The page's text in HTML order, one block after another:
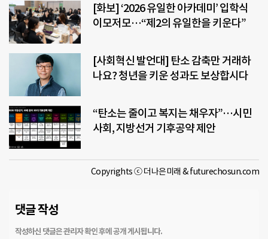
[화보] ‘2026 유일한 아카데미’ 입학식
이모저모…“제2의 유일한을 키운다”
[사회혁신 발언대] 탄소 감축만 거래하
나요? 청년을 키운 성과도 보상합시다
“탄소는 줄이고 복지는 채우자”…시민
사회, 지방선거 기후공약 제안
Copyrights ⓒ 더나은미래 & futurechosun.com
댓글 작성